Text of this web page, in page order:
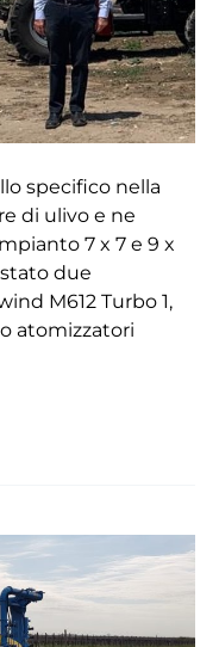
specifico nella
di ulivo e ne
7 x 7 e 9 x
due
M612 Turbo 1,
atomizzatori